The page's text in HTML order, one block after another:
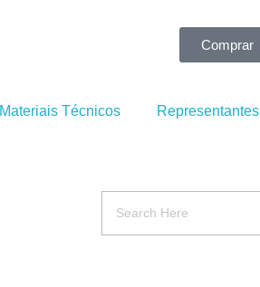
Comprar
Materiais Técnicos Representantes